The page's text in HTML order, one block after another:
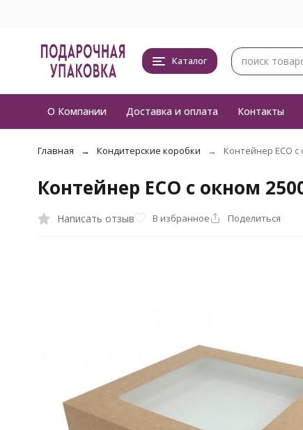
Каталог
О Компании Доставка и оплата Контакты
Главная Кондитерские коробки Контейнер ECO
Контейнер ECO с окном
Написать отзыв В избранное Поделиться